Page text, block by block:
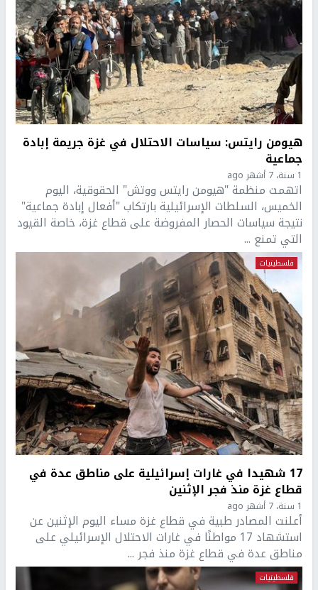
هيومن رايتس: سياسات الاحتلال في غزة جريمة إبادة
جماعية
1 سنة، 7 أشهر ago
اتهمت منظمة "هيومن رايتس ووتش" الحقوقية، اليوم
الخميس، السلطات الإسرائيلية بارتكاب "أفعال إبادة جماعية"
نتيجة سياسات الحصار المفروضة على قطاع غزة، خاصة القيود
التي تمنع ...
فلسطينيات
17 شهيدا في غارات إسرائيلية على مناطق عدة في
قطاع غزة منذ فجر الإثنين
1 سنة، 7 أشهر ago
أعلنت المصادر طبية في قطاع غزة مساء اليوم الإثنين عن
استشهاد 17 مواطنًا في غارات الاحتلال الإسرائيلي على
مناطق عدة في قطاع غزة منذ فجر ...
فلسطينيات